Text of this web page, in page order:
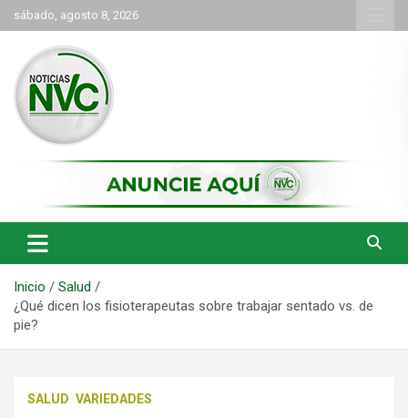
Saltar
al
contenido
sábado, agosto 8, 2026
NVC Noticias
Inicio
Salud
¿Qué dicen los fisioterapeutas sobre trabajar sentado vs. de
pie?
SALUD VARIEDADES